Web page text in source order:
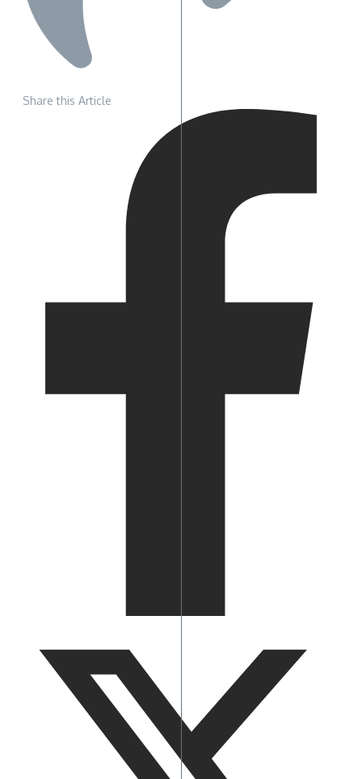
Share this Article